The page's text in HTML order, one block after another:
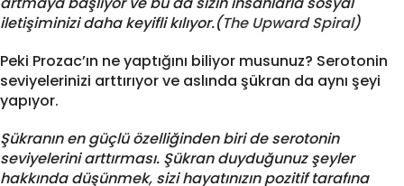
iletişiminizi daha keyifli kılıyor.(The Upward Spiral)
Peki Prozac’ın ne yaptığını biliyor musunuz? Serotonin
seviyelerinizi arttırıyor ve aslında şükran da aynı şeyi
yapıyor.
Şükranın en güçlü özelliğinden biri de serotonin
seviyelerini arttırması. Şükran duyduğunuz şeyler
hakkında düşünmek, sizi hayatınızın pozitif tarafına